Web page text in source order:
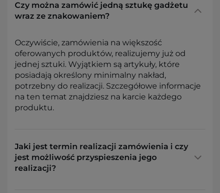
Czy można zamówić jedną sztukę gadżetu
wraz ze znakowaniem?
Oczywiście, zamówienia na większość
oferowanych produktów, realizujemy już od
jednej sztuki. Wyjątkiem są artykuły, które
posiadają określony minimalny nakład,
potrzebny do realizacji. Szczegółowe informacje
na ten temat znajdziesz na karcie każdego
produktu.
Jaki jest termin realizacji zamówienia i czy
jest możliwość przyspieszenia jego
realizacji?